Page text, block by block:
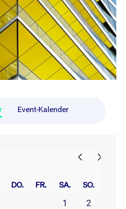
Event-Kalender
DO. FR. SA. SO.
1
2